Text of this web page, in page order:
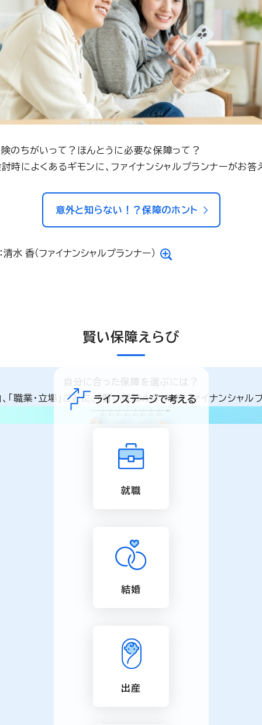
のちがいって？ほんとうに必要な保障って？
時によくあるギモンに、ファイナンシャルプランナーがお答
意外と知らない！？保障のホント
清水 香（ファイナンシャルプランナー）
賢い保障えらび
自分に合った保障を選ぶには？
、「職業・立場」ごとに、「賢い保障えらび」をファイナンシャ
ライフステージで考える
就職
結婚
出産